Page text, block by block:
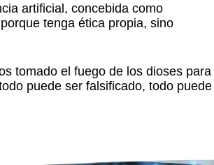
artificial, concebida como
tenga ética propia, sino
tomado el fuego de los dioses para
puede ser falsificado, todo puede